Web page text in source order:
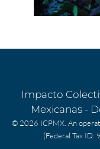
Impacto
Mexicanas -
© 2026 ICPMX. An
(Federal Tax